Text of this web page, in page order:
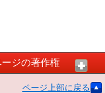
ジの著作権
ページ上部に戻る